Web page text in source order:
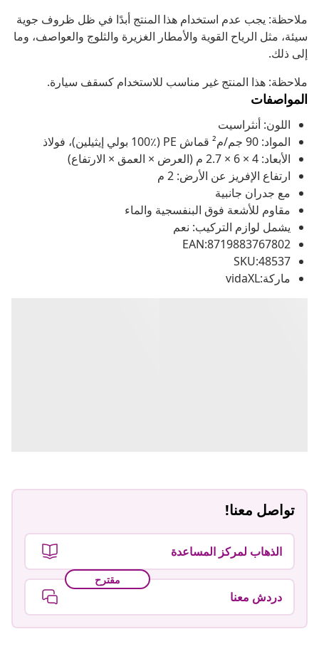
ملاحظة: يجب عدم استخدام هذا المنتج أبدًا في ظل ظروف جوية
سيئة، مثل الرياح القوية والأمطار الغزيرة والثلوج والعواصف، وما
إلى ذلك.
ملاحظة: هذا المنتج غير مناسب للاستخدام كسقف سيارة.
المواصفات
اللون: أنثراسيت
المواد: 90 جم/م² قماش PE (100٪ بولي إيثيلين)، فولاذ
الأبعاد: 4 × 6 × 2.7 م (العرض × العمق × الارتفاع)
ارتفاع الإفريز عن الأرض: 2 م
مع جدران جانبية
مقاوم للأشعة فوق البنفسجية والماء
يشمل لوازم التركيب: نعم
EAN:8719883767802
SKU:48537
ماركة:vidaXL
تواصل معنا!
الذهاب لمركز المساعدة
مقترح
دردش معنا